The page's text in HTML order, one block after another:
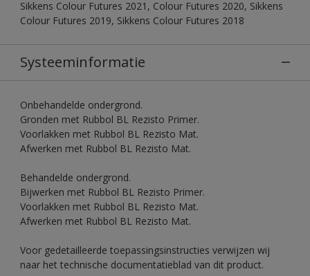
Sikkens Colour Futures 2021, Colour Futures 2020, Sikkens
Colour Futures 2019, Sikkens Colour Futures 2018
Systeeminformatie
Onbehandelde ondergrond.
Gronden met Rubbol BL Rezisto Primer.
Voorlakken met Rubbol BL Rezisto Mat.
Afwerken met Rubbol BL Rezisto Mat.
Behandelde ondergrond.
Bijwerken met Rubbol BL Rezisto Primer.
Voorlakken met Rubbol BL Rezisto Mat.
Afwerken met Rubbol BL Rezisto Mat.
Voor gedetailleerde toepassingsinstructies verwijzen wij
naar het technische documentatieblad van dit product.